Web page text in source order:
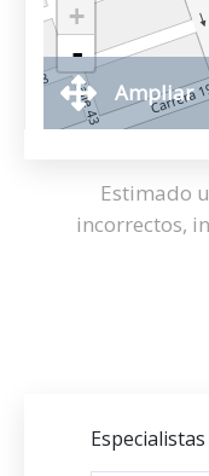
+
-
Ampliar
Estimado
incorrectos,